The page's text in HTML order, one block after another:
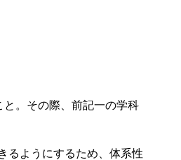
。その際、前記一の学科
るようにするため、体系性